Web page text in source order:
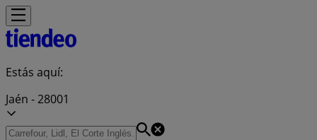
Estás aquí:
Jaén - 28001